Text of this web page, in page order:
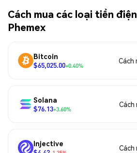
Cách mua các loại tiền
Phemex
Bitcoin
$65,025.00+0.40%
Cách
Solana
$76.13+3.60%
Cách
Injective
Cách